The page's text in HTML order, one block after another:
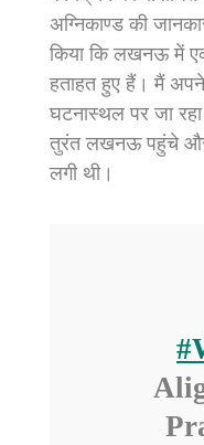
अग्निकाण्ड की
किया कि लखनऊ में
हताहत हुए हैं। मैं अपने
घटनास्थल पर जा
तुरंत लखनऊ पहुंचे और
लगी थी।